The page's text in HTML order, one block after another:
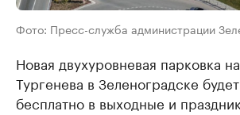
Фото: Пресс-служба администрации
Новая двухуровневая парковка
Тургенева в Зеленоградске
бесплатно в выходные и